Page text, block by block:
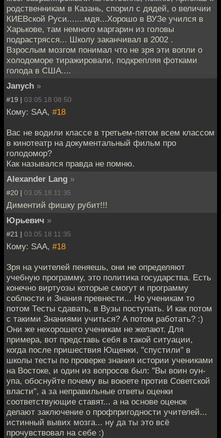
родственникам в Казань, спорил с дядей, о величии
КИЕВской Руси.......мдя...Хорошо в ВУЗе учился в
Харькове, там немного маргарин из головы
подрастрясся... Школу заканчивал в 2002 .
Взрослым мозгом понимал что не зря эти вопли о
холодоморе тиражировали, подкрепляя фотками
голода в США....
Janych »
#19 | 03.05.18 08:50
Кому: SAA, #18
Вас не водили классе в третьем-пятом всем классом
в кинотеатр на документальный фильм про
голодомор?
Как назывался правда не помню.
Alexander Lang »
#20 | 03.05.18 11:35
Диментий фишку рубит!!!
Юрьевич »
#21 | 03.05.18 11:35
Кому: SAA, #18
Зря на учителей пеняешь, они не определяют
учебную программу, это политика государства. Есть
конечно виртуозы которые смогут и программу
соблюсти и Знания превнести... Но ученикам то
потом Тесты сдавать, в Вузы поступать. И как потом
с такими Знаниями учиться? А потом работать? :)
Они же нехорошего ученикам не желают. Для
примера, вот представь себя в такой ситуации,
когда после пришествия Ющенки, "спустили" в
школы тесты по проверке знания истории учениками
на Востоке, и один из вопросов был: "Вы воин оун-
упа, обоснуйте почему вы воюете против Советской
власти", а за неправильные ответы оценки
соответствующие ставят... а на основе оценок
делают заключение о профпригодности учителей...
истинный вывих мозга... ну да ты это всё
прочувствовал на себе :)